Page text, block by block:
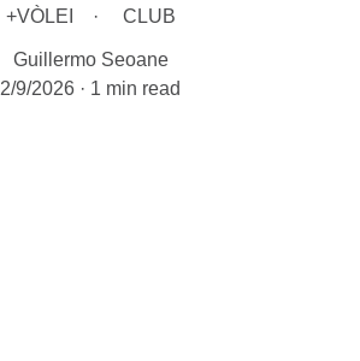
+VÒLEI
CLUB
Guillermo Seoane
2/9/2026
1 min read